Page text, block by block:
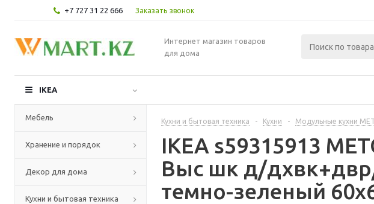
+7 727 31 22 666 Заказать звонок
Интернет магазин товаров
для дома
IKEA
Мебель
Хранение и порядок
Декор для дома
Кухни и бытовая техника
Кухни и бытовая техника - Кухни - Модульные кухни
IKEA s59315913
Выс шк д/
темно-зеленый